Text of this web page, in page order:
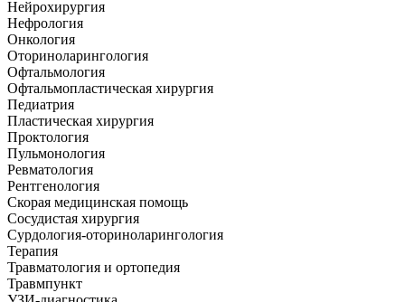
Нейрохирургия
Нефрология
Онкология
Оториноларингология
Офтальмология
Офтальмопластическая хирургия
Педиатрия
Пластическая хирургия
Проктология
Пульмонология
Ревматология
Рентгенология
Скорая медицинская помощь
Сосудистая хирургия
Сурдология-оториноларингология
Терапия
Травматология и ортопедия
Травмпункт